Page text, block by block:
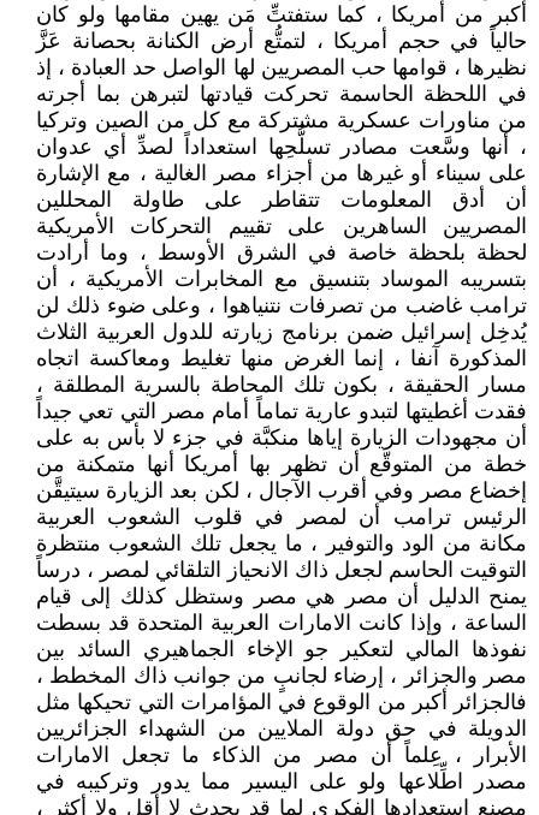
أكبر من أمريكا ، كما ستفتتِّ مَن يهين مقامها ولو كان
حالياً في حجم أمريكا ، لتمتُّع أرض الكنانة بحصانة عَزَّ
نظيرها ، قوامها حب المصريين لها الواصل حد العبادة ، إذ
في اللحظة الحاسمة تحركت قيادتها لتبرهن بما أجرته
من مناورات عسكرية مشتركة مع كل من الصين وتركيا
، أنها وسَّعت مصادر تسلُّحِها استعداداً لصدِّ أي عدوان
على سيناء أو غيرها من أجزاء مصر الغالية ، مع الإشارة
أن أدق المعلومات تتقاطر على طاولة المحللين
المصريين الساهرين على تقييم التحركات الأمريكية
لحظة بلحظة خاصة في الشرق الأوسط ، وما أرادت
بتسريبه الموساد بتنسيق مع المخابرات الأمريكية ، أن
ترامب غاضب من تصرفات نتنياهوا ، وعلى ضوء ذلك لن
يُدخِل إسرائيل ضمن برنامج زيارته للدول العربية الثلاث
المذكورة آنفا ، إنما الغرض منها تغليط ومعاكسة اتجاه
مسار الحقيقة ، بكون تلك المحاطة بالسرية المطلقة ،
فقدت أغطيتها لتبدو عارية تماماً أمام مصر التي تعي جيداً
أن مجهودات الزيارة إياها منكبَّة في جزء لا بأس به على
خطة من المتوقّع أن تظهر بها أمريكا أنها متمكنة من
إخضاع مصر وفي أقرب الآجال ، لكن بعد الزيارة سيتيقَّن
الرئيس ترامب أن لمصر في قلوب الشعوب العربية
مكانة من الود والتوفير ، ما يجعل تلك الشعوب منتظرة
التوقيت الحاسم لجعل ذاك الانحياز التلقائي لمصر ، درساً
يمنح الدليل أن مصر هي مصر وستظل كذلك إلى قيام
الساعة ، وإذا كانت الامارات العربية المتحدة قد بسطت
نفوذها المالي لتعكير جو الإخاء الجماهيري السائد بين
مصر والجزائر ، إرضاء لجانبٍ من جوانب ذاك المخطط ،
فالجزائر أكبر من الوقوع في المؤامرات التي تحيكها مثل
الدويلة في حق دولة الملايين من الشهداء الجزائريين
الأبرار ، عِلماً أن مصر من الذكاء ما تجعل الامارات
مصدر اطِّلاعها ولو على اليسير مما يدور وتركيبه في
مصنع استعدادها الفكري لما قد يحدث لا أقل ولا أكثر ،